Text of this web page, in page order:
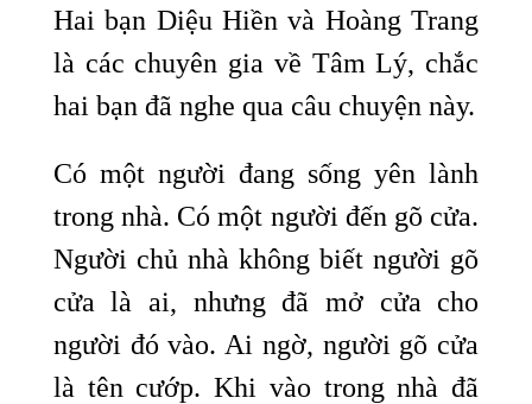
Hai bạn Diệu Hiền và Hoàng Trang
là các chuyên gia về Tâm Lý, chắc
hai bạn đã nghe qua câu chuyện này.
Có một người đang sống yên lành
trong nhà. Có một người đến gõ cửa.
Người chủ nhà không biết người gõ
cửa là ai, nhưng đã mở cửa cho
người đó vào. Ai ngờ, người gõ cửa
là tên cướp. Khi vào trong nhà đã